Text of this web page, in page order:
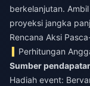
berkelanjutan.
proyeksi jangka
Rencana Aksi
Perhitungan
Sumber
Hadiah event: